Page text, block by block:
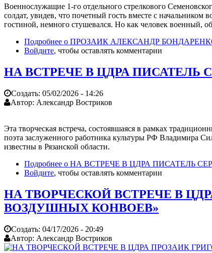
Военнослужащие 1-го отдельного стрелкового
солдат, увидев, что почетный гость вместе с
гостиной, немного стушевался. Но как человек военный,
Подробнее о ПРОЗАИК АЛЕКСАНДР
Войдите, чтобы оставлять комментарии
НА ВСТРЕЧЕ В ЦДРА
Создать: 05/02/2026 - 14:26
Автор: Александр Востриков
Эта творческая встреча, состоявшаяся в рамках
поэта заслуженного работника культуры РФ Владимира
известны в Рязанской области.
Подробнее о НА ВСТРЕЧЕ В ЦДРА ПИСАТЕЛЬ
Войдите, чтобы оставлять комментарии
НА ТВОРЧЕСКОЙ ВСТРЕЧЕ В
ВОЗДУШНЫХ КОНВОЕВ»
Создать: 04/17/2026 - 20:49
Автор: Александр Востриков